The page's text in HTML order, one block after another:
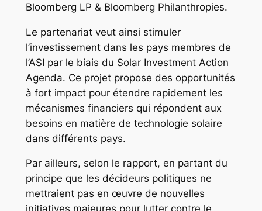
Bloomberg LP & Bloomberg Philanthropies.
Le partenariat veut ainsi stimuler
l’investissement dans les pays membres de
l’ASI par le biais du Solar Investment Action
Agenda. Ce projet propose des opportunités
à fort impact pour étendre rapidement les
mécanismes financiers qui répondent aux
besoins en matière de technologie solaire
dans différents pays.
Par ailleurs, selon le rapport, en partant du
principe que les décideurs politiques ne
mettraient pas en œuvre de nouvelles